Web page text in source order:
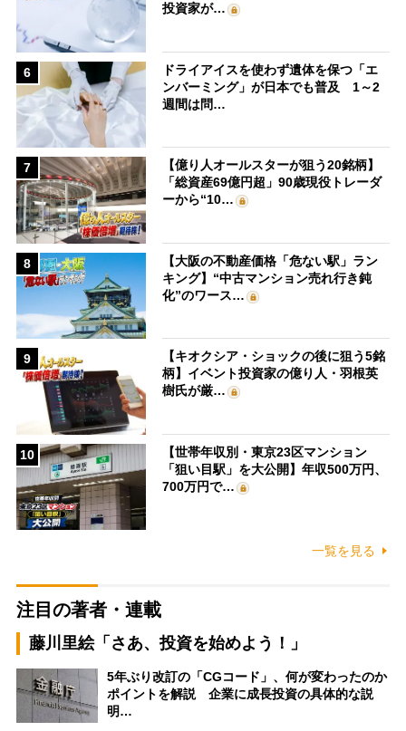
投資家が…
6
ドライアイスを使わず遺体を保つ「エ
ンバーミング」が日本でも普及 1～2
週間は問…
7
【億り人オールスターが狙う20銘柄】
「総資産69億円超」90歳現役トレーダ
ーから“10…
8
【大阪の不動産価格「危ない駅」ラン
キング】“中古マンション売れ行き鈍
化”のワース…
9
【キオクシア・ショックの後に狙う5銘
柄】イベント投資家の億り人・羽根英
樹氏が厳…
10
【世帯年収別・東京23区マンション
「狙い目駅」を大公開】年収500万円、
700万円で…
一覧を見る
注目の著者・連載
藤川里絵「さあ、投資を始めよう！」
5年ぶり改訂の「CGコード」、何が変わったのか
ポイントを解説 企業に成長投資の具体的な説
明…